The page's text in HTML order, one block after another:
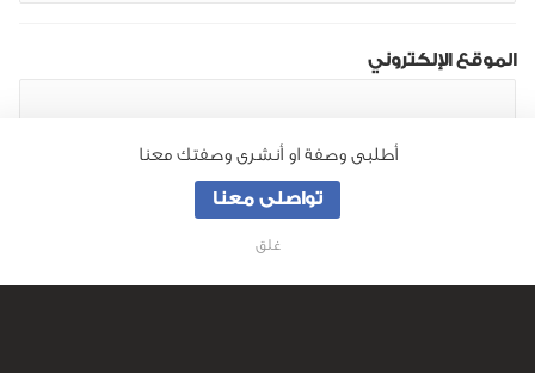
أطلبى وصفة او أنشرى وصفتك معنا
تواصلى معنا
غلق
الموقع الإلكتروني